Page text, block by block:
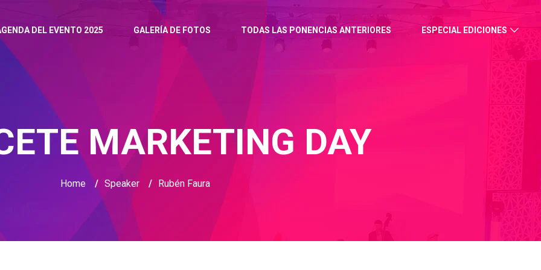
DEL EVENTO 2025 GALERÍA DE FOTOS TODAS LAS PONENCIAS ANTERIORES ESPECIAL EDICIONES
MARKETING DAY
Home / Speaker / Rubén Faura